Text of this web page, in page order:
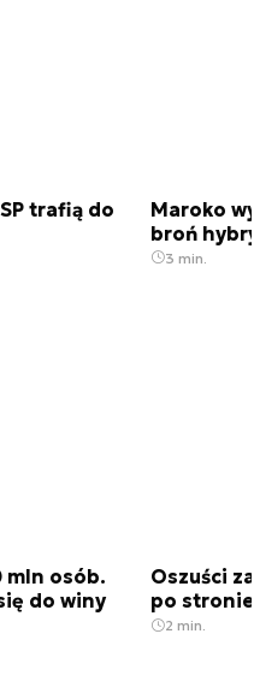
trafią do
Maroko
broń
3 min.
mln osób.
do winy
Oszuści
po
2 min.